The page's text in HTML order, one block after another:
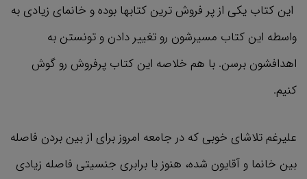
این کتاب یکی از پر فروش ترین کتابها بوده و خانمای زیادی به
واسطه این کتاب مسیرشون رو تغییر دادن و تونستن به
اهدافشون برسن. با هم خلاصه این کتاب پرفروش رو گوش
کنیم.
علیرغم تلاشای خوبی که در جامعه امروز برای از بین بردن فاصله
بین خانما و آقایون شده، هنوز با برابری جنسیتی فاصله زیادی